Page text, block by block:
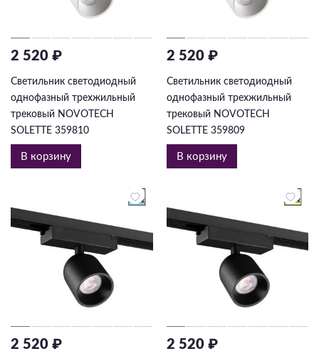
2 520 ₽
Светильник светодиодный
однофазный трехжильный
трековый NOVOTECH
SOLETTE 359810
В корзину
2 520 ₽
Светильник светодиодный
однофазный трехжильный
трековый NOVOTECH
SOLETTE 359809
В корзину
2 520 ₽ 2 520 ₽